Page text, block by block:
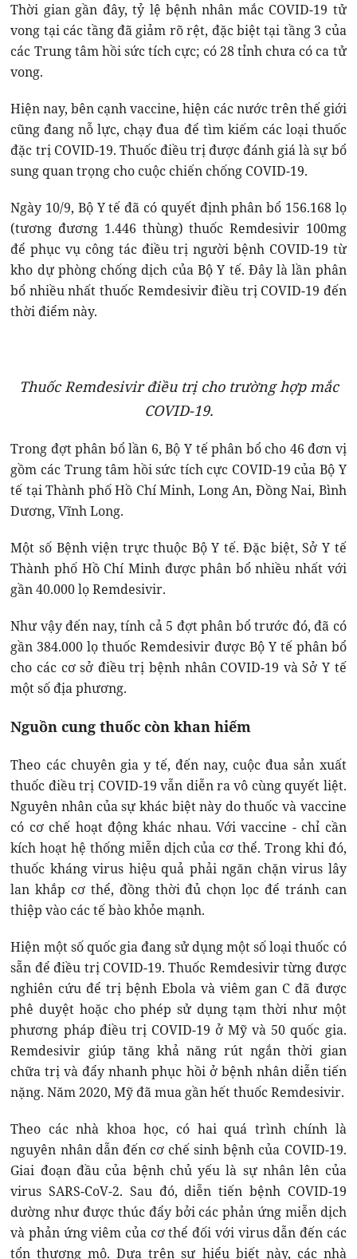
Thời gian gần đây, tỷ lệ bệnh nhân mắc COVID-19 tử
vong tại các tầng đã giảm rõ rệt, đặc biệt tại tầng 3 của
các Trung tâm hồi sức tích cực; có 28 tỉnh chưa có ca tử
vong.
Hiện nay, bên cạnh vaccine, hiện các nước trên thế giới
cũng đang nỗ lực, chạy đua để tìm kiếm các loại thuốc
đặc trị COVID-19. Thuốc điều trị được đánh giá là sự bổ
sung quan trọng cho cuộc chiến chống COVID-19.
Ngày 10/9, Bộ Y tế đã có quyết định phân bổ 156.168 lọ
(tương đương 1.446 thùng) thuốc Remdesivir 100mg
để phục vụ công tác điều trị người bệnh COVID-19 từ
kho dự phòng chống dịch của Bộ Y tế. Đây là lần phân
bổ nhiều nhất thuốc Remdesivir điều trị COVID-19 đến
thời điểm này.
Thuốc Remdesivir điều trị cho trường hợp mắc
COVID-19.
Trong đợt phân bổ lần 6, Bộ Y tế phân bổ cho 46 đơn vị
gồm các Trung tâm hồi sức tích cực COVID-19 của Bộ Y
tế tại Thành phố Hồ Chí Minh, Long An, Đồng Nai, Bình
Dương, Vĩnh Long.
Một số Bệnh viện trực thuộc Bộ Y tế. Đặc biệt, Sở Y tế
Thành phố Hồ Chí Minh được phân bổ nhiều nhất với
gần 40.000 lọ Remdesivir.
Như vậy đến nay, tính cả 5 đợt phân bổ trước đó, đã có
gần 384.000 lọ thuốc Remdesivir được Bộ Y tế phân bổ
cho các cơ sở điều trị bệnh nhân COVID-19 và Sở Y tế
một số địa phương.
Nguồn cung thuốc còn khan hiếm
Theo các chuyên gia y tế, đến nay, cuộc đua sản xuất
thuốc điều trị COVID-19 vẫn diễn ra vô cùng quyết liệt.
Nguyên nhân của sự khác biệt này do thuốc và vaccine
có cơ chế hoạt động khác nhau. Với vaccine - chỉ cần
kích hoạt hệ thống miễn dịch của cơ thể. Trong khi đó,
thuốc kháng virus hiệu quả phải ngăn chặn virus lây
lan khắp cơ thể, đồng thời đủ chọn lọc để tránh can
thiệp vào các tế bào khỏe mạnh.
Hiện một số quốc gia đang sử dụng một số loại thuốc có
sẵn để điều trị COVID-19. Thuốc Remdesivir từng được
nghiên cứu để trị bệnh Ebola và viêm gan C đã được
phê duyệt hoặc cho phép sử dụng tạm thời như một
phương pháp điều trị COVID-19 ở Mỹ và 50 quốc gia.
Remdesivir giúp tăng khả năng rút ngắn thời gian
chữa trị và đẩy nhanh phục hồi ở bệnh nhân diễn tiến
nặng. Năm 2020, Mỹ đã mua gần hết thuốc Remdesivir.
Theo các nhà khoa học, có hai quá trình chính là
nguyên nhân dẫn đến cơ chế sinh bệnh của COVID-19.
Giai đoạn đầu của bệnh chủ yếu là sự nhân lên của
virus SARS-CoV-2. Sau đó, diễn tiến bệnh COVID-19
dường như được thúc đẩy bởi các phản ứng miễn dịch
và phản ứng viêm của cơ thể đối với virus dẫn đến các
tổn thương mô. Dựa trên sự hiểu biết này, các nhà